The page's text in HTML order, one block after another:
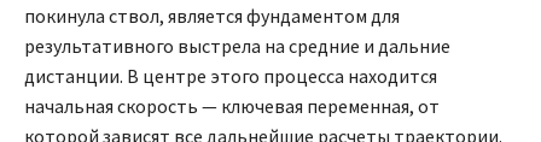
покинула ствол, является фундаментом для
результативного выстрела на средние и дальние
дистанции. В центре этого процесса находится
начальная скорость — ключевая переменная, от
которой зависят все дальнейшие расчеты траектории.